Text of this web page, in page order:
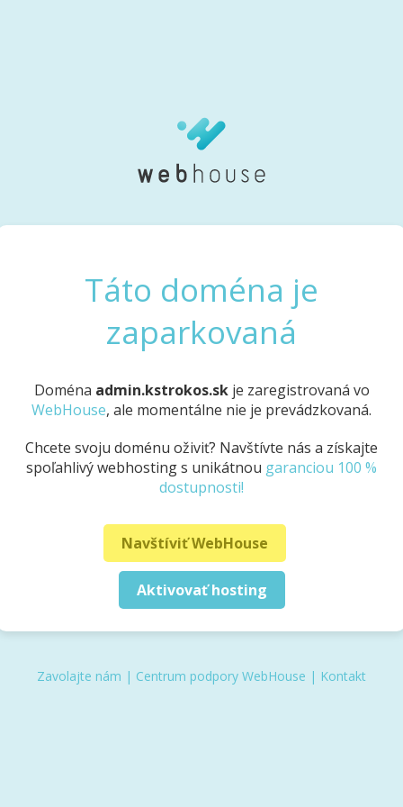
Táto doména je
zaparkovaná
Doména admin.kstrokos.skje zaregistrovaná vo
WebHouse, ale momentálne nie je prevádzkovaná.
Chcete svoju doménu oživiť? Navštívte nás a získajte
spoľahlivý webhosting s unikátnou garanciou 100 %
dostupnosti!
Navštíviť WebHouse
Aktivovať hosting
Zavolajte nám | Centrum podpory WebHouse | Kontakt